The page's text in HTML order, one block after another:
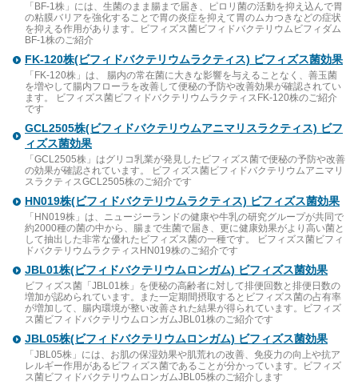
「BF-1株」には、生菌のまま腸まで届き、ピロリ菌の活動を抑え込んで胃
の粘膜バリアを強化することで胃の炎症を抑えて胃のムカつきなどの症状
を抑える作用があります。ビフィズス菌ビフィドバクテリウムビフィダム
BF-1株のご紹介
FK-120株(ビフィドバクテリウムラクティス) ビフィズス菌効果
「FK-120株」は、 腸内の常在菌に大きな影響を与えることなく、善玉菌
を増やして腸内フローラを改善して便秘の予防や改善効果が確認されてい
ます。 ビフィズス菌ビフィドバクテリウムラクティスFK-120株のご紹介
です
GCL2505株(ビフィドバクテリウムアニマリスラクティス) ビフ
ィズス菌効果
「GCL2505株」はグリコ乳業が発見したビフィズス菌で便秘の予防や改善
の効果が確認されています。 ビフィズス菌ビフィドバクテリウムアニマリ
スラクティスGCL2505株のご紹介です
HN019株(ビフィドバクテリウムラクティス) ビフィズス菌効果
「HN019株」は、ニュージーランドの健康や牛乳の研究グループが共同で
約2000種の菌の中から、腸まで生菌で届き、更に健康効果がより高い菌と
して抽出した非常な優れたビフィズス菌の一種です。 ビフィズス菌ビフィ
ドバクテリウムラクティスHN019株のご紹介です
JBL01株(ビフィドバクテリウムロンガム) ビフィズス菌効果
ビフィズス菌「JBL01株」を便秘の高齢者に対して排便回数と排便日数の
増加が認められています。また一定期間摂取するとビフィズス菌の占有率
が増加して、腸内環境が整い改善された結果が得られています。ビフィズ
ス菌ビフィドバクテリウムロンガムJBL01株のご紹介です
JBL05株(ビフィドバクテリウムロンガム) ビフィズス菌効果
「JBL05株」には、お肌の保湿効果や肌荒れの改善、免疫力の向上や抗ア
レルギー作用があるビフィズス菌であることが分かっています。ビフィズ
ス菌ビフィドバクテリウムロンガムJBL05株のご紹介します